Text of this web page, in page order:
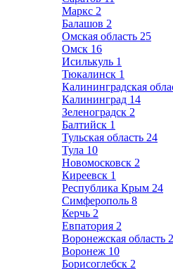
Маркс 2
Балашов 2
Омская область 25
Омск 16
Исилькуль 1
Тюкалинск 1
Калининградская
Калининград 14
Зеленоградск 2
Балтийск 1
Тульская область 24
Тула 10
Новомосковск 2
Киреевск 1
Республика Крым 24
Симферополь 8
Керчь 2
Евпатория 2
Воронежская область
Воронеж 10
Борисоглебск 2